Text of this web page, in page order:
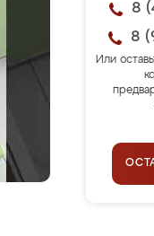
8
8
Или